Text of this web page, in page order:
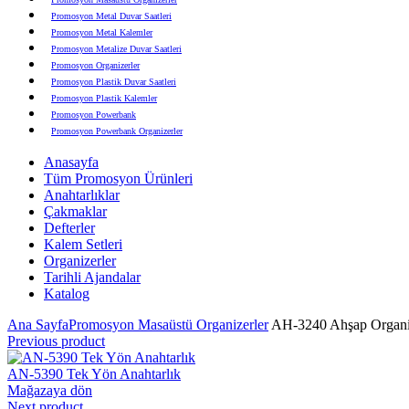
Promosyon Metal Duvar Saatleri
Promosyon Metal Kalemler
Promosyon Metalize Duvar Saatleri
Promosyon Organizerler
Promosyon Plastik Duvar Saatleri
Promosyon Plastik Kalemler
Promosyon Powerbank
Promosyon Powerbank Organizerler
Promosyon Şapka
Promosyon Sekreter Bloknotlar
Promosyon Seramik ve Porselen Ürünler
Promosyon Speakerlar
Promosyon Tarihli Ajandalar
Promosyon Teknoloji Ürünleri
Promosyon Telefon Standları
Promosyon Termoslar
Promosyon Tişörtler
Anasayfa
Tüm Promosyon Ürünleri
Anahtarlıklar
Çakmaklar
Defterler
Kalem Setleri
Organizerler
Tarihli Ajandalar
Katalog
Ana SayfaPromosyon Masaüstü OrganizerlerAH-3240 Ahşap
Previous product
AN-5390 Tek Yön Anahtarlık
Mağazaya dön